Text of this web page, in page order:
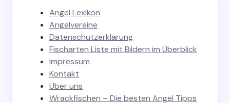
Angel Lexikon
Angelvereine
Datenschutzerklärung
Fischarten Liste mit Bildern im Überblick
Impressum
Kontakt
Über uns
Wrackfischen – Die besten Angel Tipps